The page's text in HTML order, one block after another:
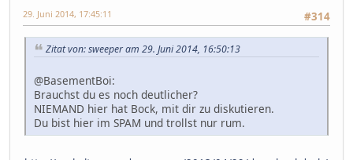
#314
29. Juni 2014, 17:45:11
Zitat von: sweeper am 29. Juni 2014, 16:50:13
@BasementBoi:
Brauchst du es noch deutlicher?
NIEMAND hier hat Bock, mit dir zu diskutieren.
Du bist hier im SPAM und trollst nur rum.